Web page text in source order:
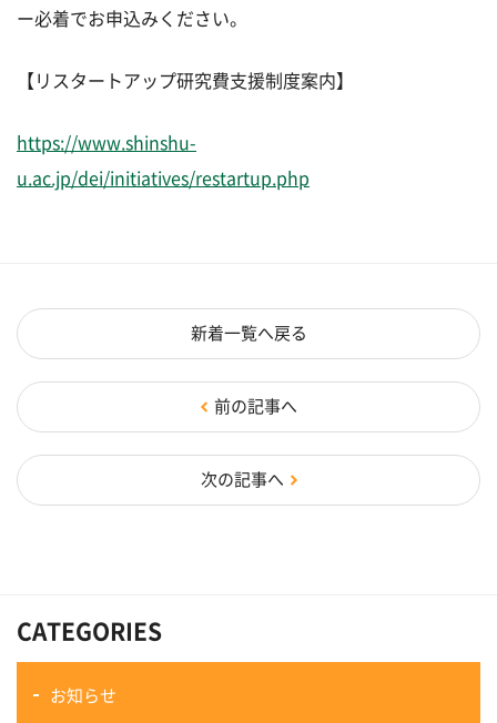
ー必着でお申込みください。
【リスタートアップ研究費支援制度案内】
https://www.shinshu-
u.ac.jp/dei/initiatives/restartup.php
前の記事へ
新着一覧へ戻る
次の記事へ
CATEGORIES
お知らせ